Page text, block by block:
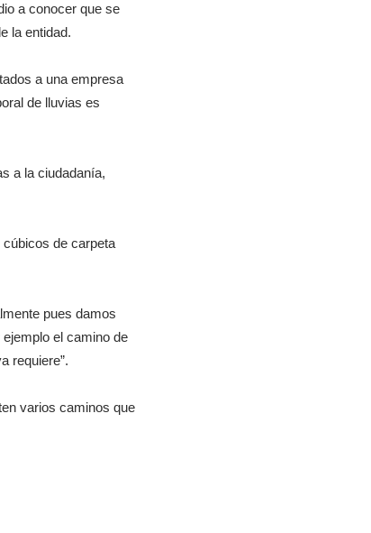
a conocer que se
la entidad.
a una empresa
de lluvias es
a la ciudadanía,
de carpeta
pues damos
el camino de
requiere”.
varios caminos que